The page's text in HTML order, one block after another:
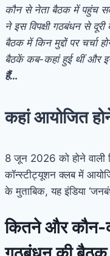
कौन से नेता बैठक में पहुंच
ने इस विपक्षी गठबंधन से
बैठक में किन मुद्दों पर चर्चा
बैठकें कब-कहां हुई थीं और
हैं…
कहां आयोजित
8 जून 2026 को होने वाली
कॉन्स्टीट्यूशन क्लब में
के मुताबिक, यह इंडिया
कितने और कौन-